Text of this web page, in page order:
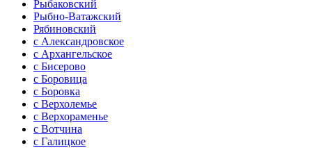
Рыбаковский
Рыбно-Ватажский
Рябиновский
с Александровское
с Архангельское
с Бисерово
с Боровица
с Боровка
с Верхолемье
с Верхораменье
с Вотчина
с Галицкое